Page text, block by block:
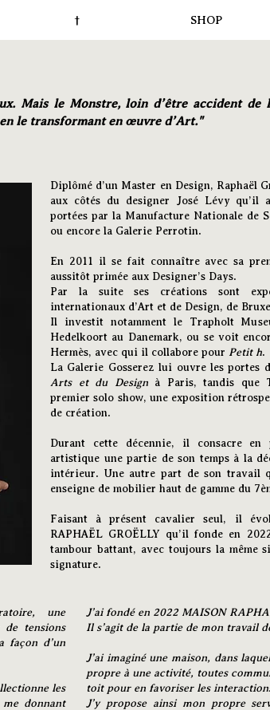
† SHOP
Mais le Monstre, loin d’être accident de
le transformant en œuvre d’Art."
Diplômé d’un Master en Design, Raphaël
aux côtés du designer José Lévy qu’il
portées par la Manufacture Nationale de
ou encore la Galerie Perrotin.
En 2011 il se fait connaître avec sa
aussitôt primée aux Designer’s Days.
Par la suite ses créations sont
internationaux d’Art et de Design, de
Il investit notamment le Trapholt
Hedelkoort au Danemark, ou se voit
Hermès, avec qui il collabore pour Petit h.
La Galerie Gosserez lui ouvre les portes
Arts et du Designà Paris, tandis que
premier solo show, une exposition
de création.
Durant cette décennie, il consacre
artistique une partie de son temps à la
intérieur. Une autre part de son travail
enseigne de mobilier haut de gamme du
Faisant à présent cavalier seul, il
RAPHAËL GROËLLY qu’il fonde en
tambour battant, avec toujours la même
signature.
une
tensions
façon d’un
les
donnant
J’ai fondé en 2022 MAISON
Il s’agit de la partie de mon travail
J’ai imaginé une maison, dans
propre à une activité, toutes
toit pour en favoriser les
J’y propose ainsi mon propre